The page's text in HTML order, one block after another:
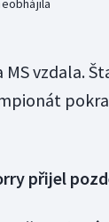
vzdala.
přijel